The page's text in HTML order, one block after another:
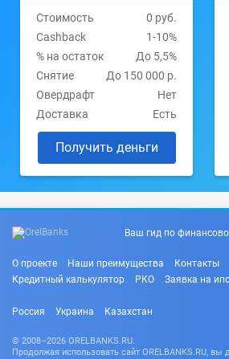
Стоимость
0 руб.
Cashback
1-10%
% на остаток
До 5,5%
Снятие
До 150 000 р.
Овердрафт
Нет
Доставка
Есть
Получить деньги
Ваш гид по
О проекте Наши преимущества Контакты
Кредитный калькулятор
РКО Заявка на
Россия Украина Казахстан
© 2008–2026 ORELBANKS.RU.
Продолжая использовать сайт ORELBANKS.RU,